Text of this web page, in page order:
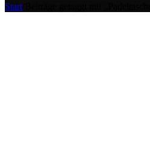
Start